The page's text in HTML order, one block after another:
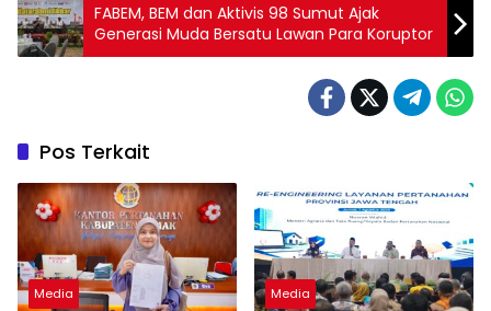
FABEM, BEM dan Aktivis 98 Sumut Ajak
Generasi Muda Bersatu Lawan Para Koruptor
Pos Terkait
Media Media